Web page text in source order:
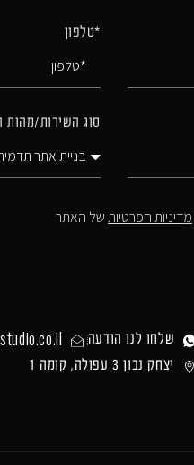
*טלפון
סוג השירות/מהות
מדיניות הפרטיותשל האתר
שלחו לנו הודעה
יצחק נבון 3 עפולה, קומה 1